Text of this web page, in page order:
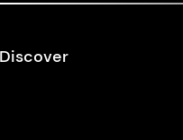
Discover